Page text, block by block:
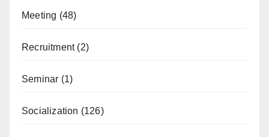
Meeting (48)
Recruitment(2)
Seminar (1)
Socialization (126)